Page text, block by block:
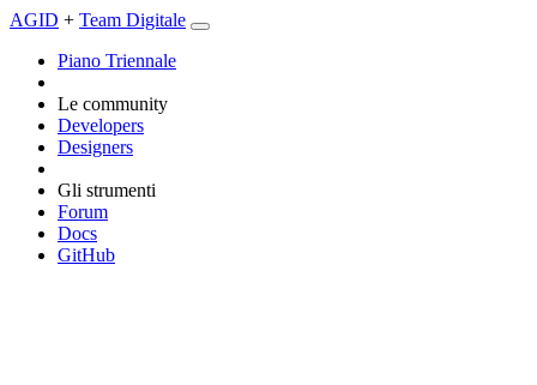
AGID + Team Digitale
Piano Triennale
Le community
Developers
Designers
Gli strumenti
Forum
Docs
GitHub